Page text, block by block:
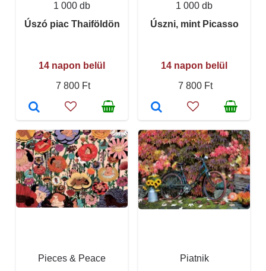
1 000 db
Úszó piac Thaiföldön
14 napon belül
7 800 Ft
1 000 db
Úszni, mint Picasso
14 napon belül
7 800 Ft
Pieces & Peace
Piatnik